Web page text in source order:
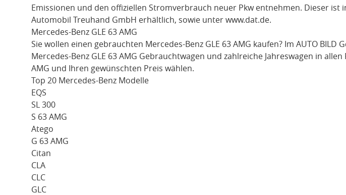
Emissionen und den offiziellen Stromverbrauch neuer Pkw entnehmen. Dieser ist
Automobil Treuhand GmbH erhältlich, sowie unter www.dat.de.
Mercedes-Benz GLE 63 AMG
Sie wollen einen gebrauchten Mercedes-Benz GLE 63 AMG kaufen? Im AUTO BILD
Mercedes-Benz GLE 63 AMG Gebrauchtwagen und zahlreiche Jahreswagen in allen
AMG und Ihren gewünschten Preis wählen.
Top 20 Mercedes-Benz Modelle
EQS
SL 300
S 63 AMG
Atego
G 63 AMG
Citan
CLA
CLC
GLC